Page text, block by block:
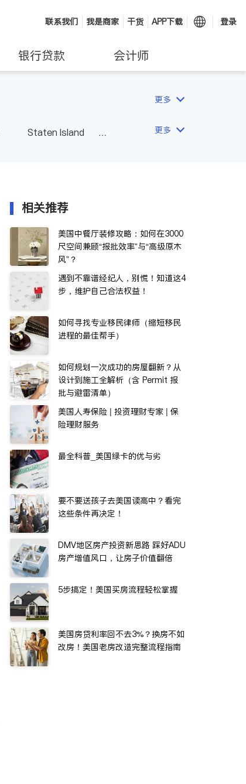
联系我们 我是商家 干货 APP下载 登录
银行贷款 会计师
更多
Staten Island
更多
相关推荐
美国中餐厅装修攻略：如何在3000
尺空间兼顾“报批效率”与“高级原木
风”？
遇到不靠谱经纪人，别慌！知道这4
步，维护自己合法权益！
如何寻找专业移民律师（缩短移民
进程的最佳帮手）
如何规划一次成功的房屋翻新？从
设计到施工全解析（含 Permit 报
批与避雷清单）
美国人寿保险 | 投资理财专家 | 保
险理财服务
最全科普_美国绿卡的优与劣
要不要送孩子去美国读高中？看完
这些条件再决定！
DMV地区房产投资新思路 踩好ADU
房产增值风口，让房子价值翻倍
5步搞定！美国买房流程轻松掌握
美国房贷利率回不去3%？换房不如
改房！美国老房改造完整流程指南